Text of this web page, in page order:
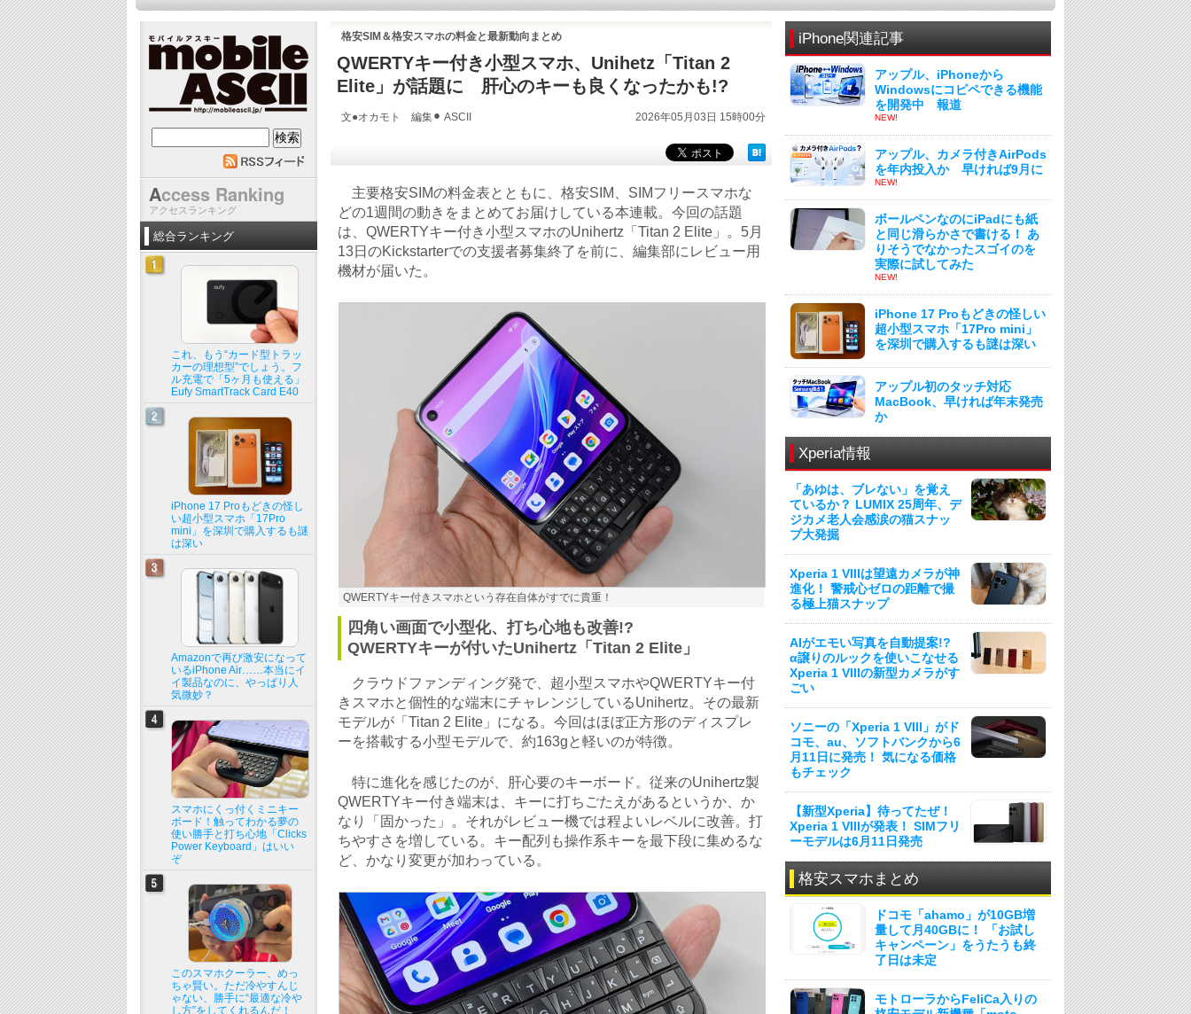
格安SIM＆格安スマホの料金と最新動向まとめ
QWERTYキー付き小型スマホ、Unihetz「Titan 2
Elite」が話題に 肝心のキーも良くなったかも!?
文●オカモト 編集⚫︎ ASCII 2026年05月03日 15時00分
主要格安SIMの料金表とともに、格安SIM、SIMフリースマホな
どの1週間の動きをまとめてお届けしている本連載。今回の話題
は、QWERTYキー付き小型スマホのUnihertz「Titan 2 Elite」。5月
13日のKickstarterでの支援者募集終了を前に、編集部にレビュー用
機材が届いた。
QWERTYキー付きスマホという存在自体がすでに貴重！
四角い画面で小型化、打ち心地も改善!?
QWERTYキーが付いたUnihertz「Titan 2 Elite」
クラウドファンディング発で、超小型スマホやQWERTYキー付
きスマホと個性的な端末にチャレンジしているUnihertz。その最新
モデルが「Titan 2 Elite」になる。今回はほぼ正方形のディスプレ
ーを搭載する小型モデルで、約163gと軽いのが特徴。
特に進化を感じたのが、肝心要のキーボード。従来のUnihertz製
QWERTYキー付き端末は、キーに打ちごたえがあるというか、か
なり「固かった」。それがレビュー機では程よいレベルに改善。打
ちやすさを増している。キー配列も操作系キーを最下段に集めるな
ど、かなり変更が加わっている。
iPhone関連記事
アップル、iPhoneから
Windowsにコピペできる機能
を開発中 報道
NEW!
アップル、カメラ付きAirPods
を年内投入か 早ければ9月に
NEW!
ボールペンなのにiPadにも紙
と同じ滑らかさで書ける！ あ
りそうでなかったスゴイのを
実際に試してみた
NEW!
iPhone 17 Proもどきの怪しい
超小型スマホ「17Pro mini」
を深圳で購入するも謎は深い
アップル初のタッチ対応
MacBook、早ければ年末発売
か
Xperia情報
「あゆは、ブレない」を覚え
ているか？ LUMIX 25周年、デ
ジカメ老人会感涙の猫スナッ
プ大発掘
Xperia 1 VIIIは望遠カメラが神
進化！ 警戒心ゼロの距離で撮
る極上猫スナップ
AIがエモい写真を自動提案!?
α譲りのルックを使いこなせる
Xperia 1 VIIIの新型カメラがす
ごい
ソニーの「Xperia 1 VIII」がド
コモ、au、ソフトバンクから6
月11日に発売！ 気になる価格
もチェック
【新型Xperia】待ってたぜ！
Xperia 1 VIIIが発表！ SIMフリ
ーモデルは6月11日発売
格安スマホまとめ
ドコモ「ahamo」が10GB増
量して月40GBに！ 「お試し
キャンペーン」をうたうも終
了日は未定
モトローラからFeliCa入りの
mobile ASCII
Access Ranking
アクセスランキング
総合ランキング
これ、もう“カード型トラッ
カーの理想型”でしょう。フ
ル充電で「5ヶ月も使える」
Eufy SmartTrack Card E40
iPhone 17 Proもどきの怪し
い超小型スマホ「17Pro
mini」を深圳で購入するも謎
は深い
Amazonで再び激安になって
いるiPhone Air……本当にイ
イ製品なのに、やっぱり人
気微妙？
スマホにくっ付くミニキー
ボード！触ってわかる夢の
使い勝手と打ち心地「Clicks
Power Keyboard」はいい
ぞ
このスマホクーラー、めっ
ちゃ賢い。ただ冷やすんじ
ゃない、勝手に“最適な冷や
し方”をしてくれるんだ！